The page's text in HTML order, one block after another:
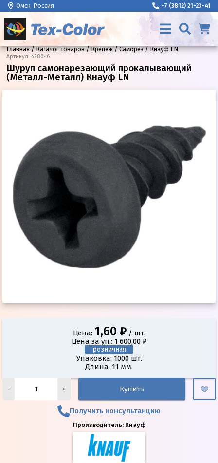
Омск, Россия +7 (3812) 21-23-41
Главная Каталог товаров Крепеж Саморез Кнауф LN
Артикул: 428046
Шуруп самонарезающий прокалывающий
(Металл-Металл) Кнауф LN
Цена: 1,60 ₽/ шт.
Цена за уп.: 1 600,00 ₽
розничная
Упаковка: 1000 шт.
Длина: 11 мм.
- + Купить
Получить консультанцию
Производитель: Кнауф